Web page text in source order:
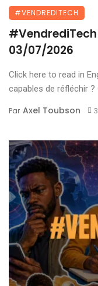
#VENDREDITECH
#VendrediTech
03/07/2026
Click here to read in
capables de réfléchir ?
Par Axel Toubson